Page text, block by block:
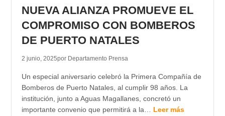
NUEVA ALIANZA PROMUEVE EL
COMPROMISO CON BOMBEROS
DE PUERTO NATALES
2 junio, 2025por Departamento Prensa
Un especial aniversario celebró la Primera Compañía de
Bomberos de Puerto Natales, al cumplir 98 años. La
institución, junto a Aguas Magallanes, concretó un
importante convenio que permitirá a la… Leer más